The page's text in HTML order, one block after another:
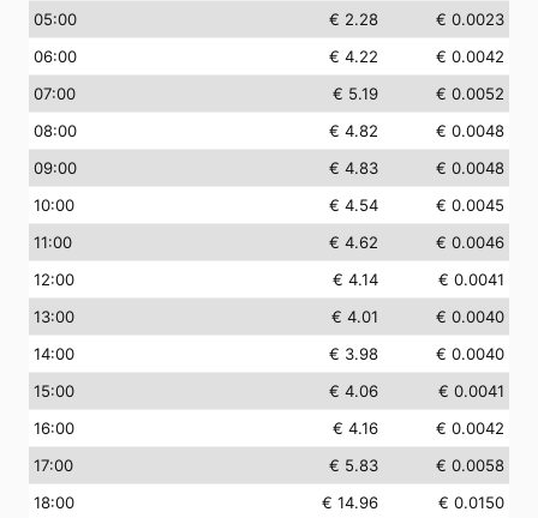
05:00 € 2.28
€ 0.0023
06:00 € 4.22
€ 0.0042
07:00 € 5.19
€ 0.0052
08:00 € 4.82
€ 0.0048
09:00 € 4.83
€ 0.0048
10:00 € 4.54
€ 0.0045
11:00 € 4.62
€ 0.0046
12:00 € 4.14
€ 0.0041
13:00 € 4.01
€ 0.0040
14:00 € 3.98
€ 0.0040
15:00 € 4.06
€ 0.0041
16:00 € 4.16
€ 0.0042
17:00 € 5.83
€ 0.0058
18:00 € 14.96
€ 0.0150